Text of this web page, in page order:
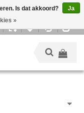
Is dat akkoord?
Ja
»